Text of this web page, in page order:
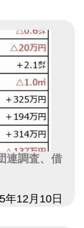
連調査、借
年12月10日